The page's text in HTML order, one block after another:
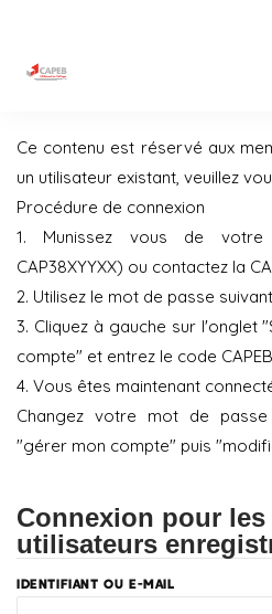
Ce contenu est réservé aux
un utilisateur existant, veuillez
Procédure de connexion
1. Munissez vous de votre
CAP38XYYXX) ou contactez la
2. Utilisez le mot de passe
3. Cliquez à gauche sur l'onglet
compte" et entrez le code
4. Vous êtes maintenant
Changez votre mot de
"gérer mon compte" puis
Connexion pour les
utilisateurs
IDENTIFIANT OU E-MAIL